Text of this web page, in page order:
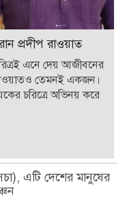
প্রদীপ রাওয়াত
এনে দেয় আজীবনের
তেমনই একজন।
চরিত্রে অভিনয় করে
এটি দেশের মানুষের